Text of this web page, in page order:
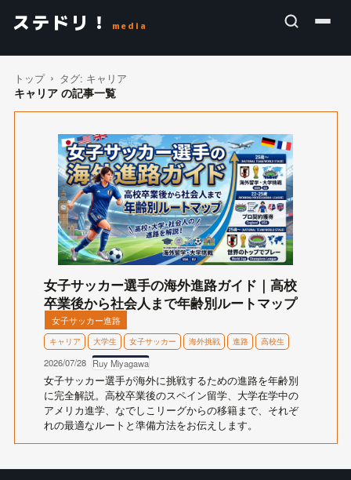
ステドリ！ media
トップ タグ: キャリア
キャリア の記事一覧
女子サッカー選手の海外進路ガイド｜高校
卒業後から社会人まで年齢別ルートマップ
女子サッカー進路
キャリア 大学生 女子サッカー 海外挑戦 進路 高校生
2026/07/28 Ruy Miyagawa
女子サッカー選手が海外に挑戦するための進路を年齢別
に完全解説。高校卒業後のスペイン留学、大学在学中の
アメリカ進学、なでしこリーグからの移籍まで、それぞ
れの最適なルートと準備方法をお伝えします。